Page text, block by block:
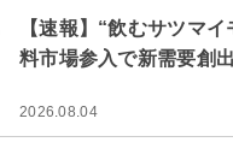
【速報】“飲むサツマ
料市場参入で新需要創出
2026.08.04